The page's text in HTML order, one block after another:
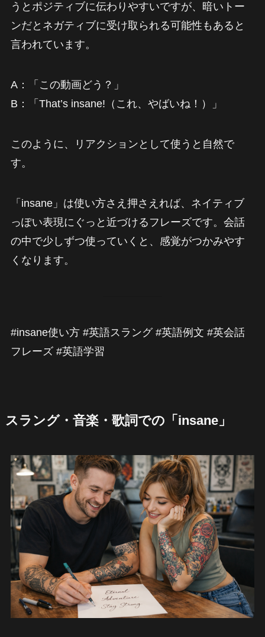
うとポジティブに伝わりやすいですが、暗いトー
ンだとネガティブに受け取られる可能性もあると
言われています。
A：「この動画どう？」
B：「That’s insane!（これ、やばいね！）」
このように、リアクションとして使うと自然で
す。
「insane」は使い方さえ押さえれば、ネイティブ
っぽい表現にぐっと近づけるフレーズです。会話
の中で少しずつ使っていくと、感覚がつかみやす
くなります。
#insane使い方 #英語スラング #英語例文 #英会話
フレーズ #英語学習
スラング・音楽・歌詞での「insane」